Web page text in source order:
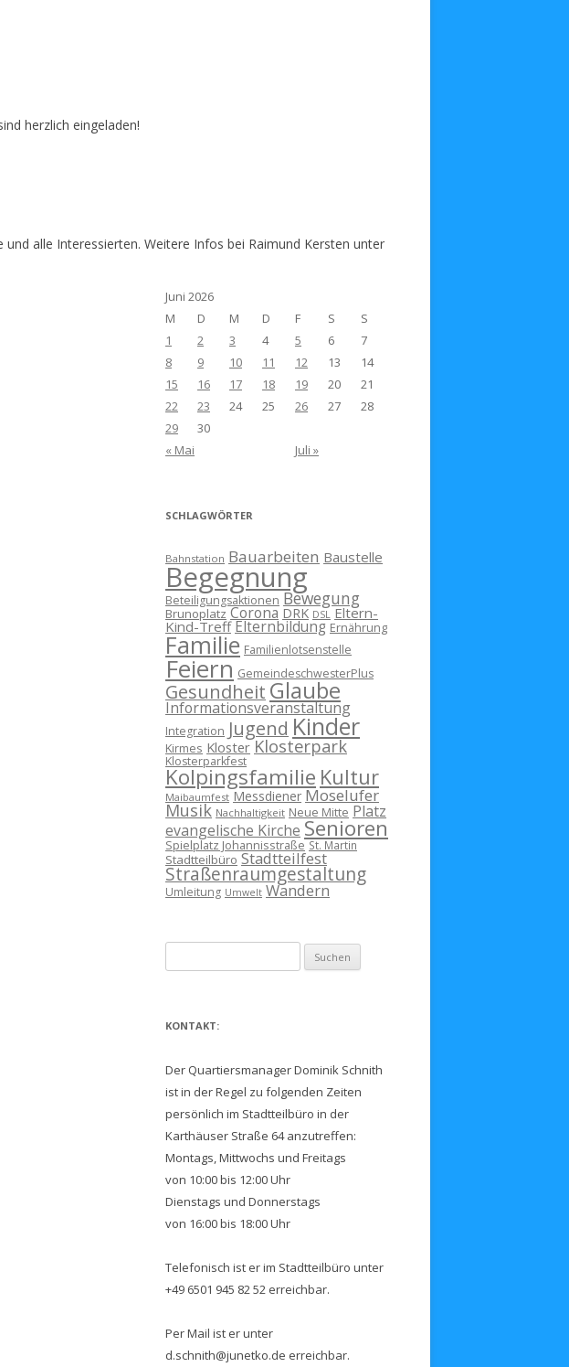
herzlich eingeladen!
alle Interessierten. Weitere Infos bei Raimund Kersten unter
Juni 2026
M
D M D F S
S
1
2 3 4 5 6
7
8
9 10 11 12 13
14
15
16 17 18 19 20
21
22
23 24 25 26 27
28
29
30
« Mai
Juli »
SCHLAGWÖRTER
Bahnstation Bauarbeiten Baustelle
Begegnung
Beteiligungsaktionen Bewegung
Brunoplatz Corona DRK DSL Eltern-
Kind-Treff Elternbildung Ernährung
Familie Familienlotsenstelle
Feiern GemeindeschwesterPlus
Gesundheit Glaube
Informationsveranstaltung
Integration Jugend Kinder
Kirmes Kloster Klosterpark
Klosterparkfest
Kolpingsfamilie Kultur
Maibaumfest Messdiener Moselufer
Musik Nachhaltigkeit Neue Mitte Platz
evangelische Kirche Senioren
Spielplatz Johannisstraße St. Martin
Stadtteilbüro Stadtteilfest
Straßenraumgestaltung
Umleitung Umwelt Wandern
nach:
KONTAKT:
Der Quartiersmanager Dominik Schnith
ist in der Regel zu folgenden Zeiten
persönlich im Stadtteilbüro in der
Karthäuser Straße 64 anzutreffen:
Montags, Mittwochs und Freitags
von 10:00 bis 12:00 Uhr
Dienstags und Donnerstags
von 16:00 bis 18:00 Uhr
Telefonisch ist er im Stadtteilbüro unter
+49 6501 945 82 52 erreichbar.
Per Mail ist er unter
d.schnith@junetko.de erreichbar.